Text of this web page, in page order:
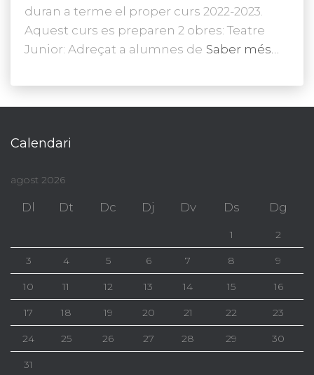
duran a terme el proper curs 2022-2023.
Aquest curs es preparen 2 obres: Teatre
Junior: Adreçat a alumnes de Saber més…
Calendari
agost 2026
Dl Dt Dc Dj Dv Ds Dg
1 2
3 4 5 6 7 8 9
10 11 12 13 14 15 16
17 18 19 20 21 22 23
24 25 26 27 28 29 30
31